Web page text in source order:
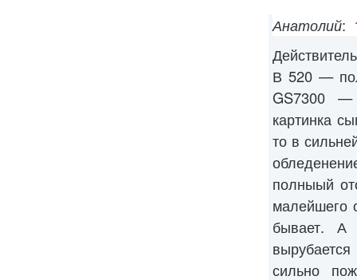
Анатолий:
В 520 —
GS7300
картинка
то в
полныый
малейшего
бывает. А
сильно